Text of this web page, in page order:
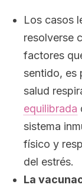
Los casos
resolverse
factores
sentido, es
salud
equilibrada
sistema
físico y
del estrés.
La